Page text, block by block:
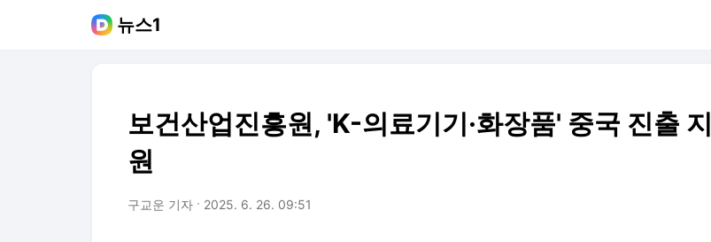
뉴스1
보건산업진흥원, 'K-의료기기·화장품' 중국 진출 지
원
구교운 기자 2025. 6. 26. 09:51